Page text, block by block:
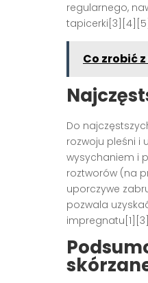
regularnego,
Co zrobić
Do
rozwoju pleśni i
wysychaniem i
roztworów (na
uporczywe
pozwala